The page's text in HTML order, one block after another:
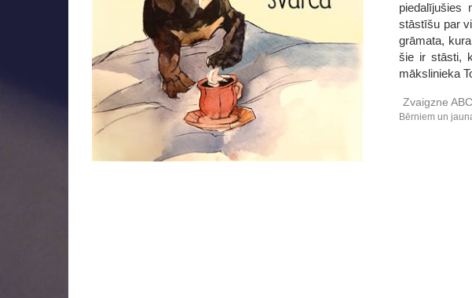
piedalījušies
stāstīšu par
grāmata,
šie ir stāsti,
mākslinieka
Zvaigzne ABC
Bērniem un